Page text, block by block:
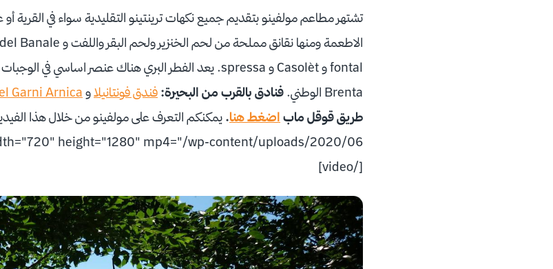
تشتهر مطاعم مولفينو بتقديم جميع نكهات ترينتينو التقليدية سواء في القرية
Brenta الوطني.
فنادق بالقرب من البحيرة: فندق فونتانيلاو Garni Arnica
طريق قوقل ماب اضغط هنا.
[/video]